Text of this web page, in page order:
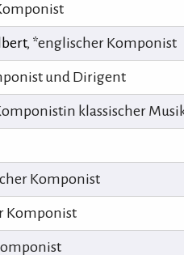
, *englischer Komponist
und Dirigent
klassischer
Komponist
Komponist